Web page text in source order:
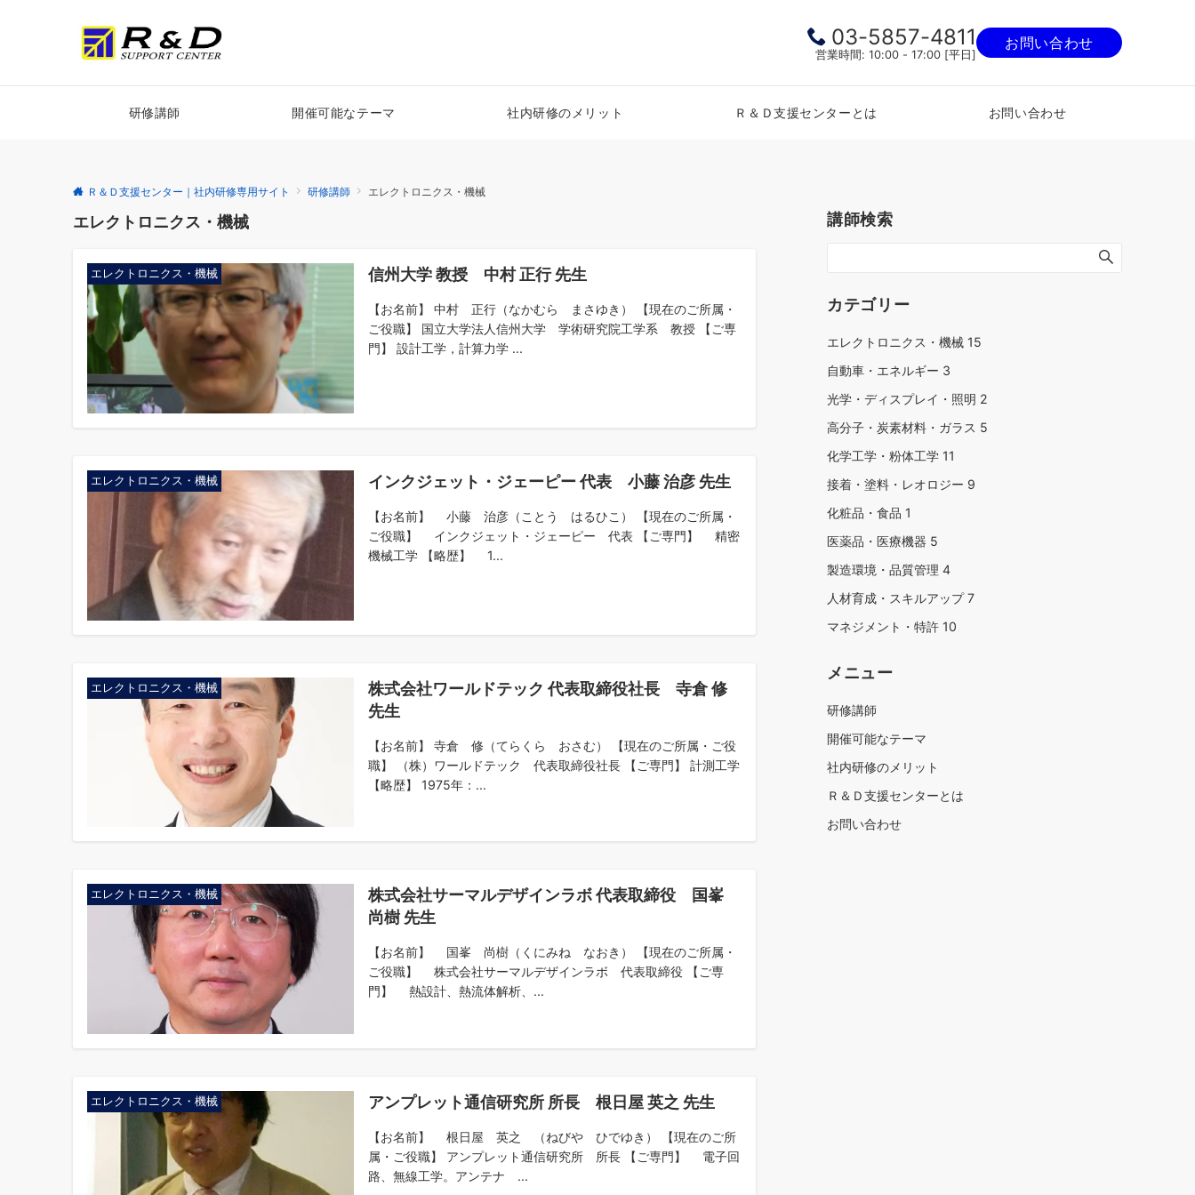
03-5857-4811
営業時間: 10:00 - 17:00 [平日]
お問い合わせ
研修講師 開催可能なテーマ 社内研修のメリット Ｒ＆Ｄ支援センターとは お問い合わせ
Ｒ＆Ｄ支援センター｜社内研修専用サイト 研修講師 エレクトロニクス・機械
エレクトロニクス・機械
エレクトロニクス・機械 信州大学 教授 中村 正行 先生
【お名前】 中村 正行（なかむら まさゆき） 【現在のご所属・
ご役職】 国立大学法人信州大学 学術研究院工学系 教授 【ご専
門】 設計工学，計算力学 ...
エレクトロニクス・機械 インクジェット・ジェーピー 代表 小藤 治彦 先生
【お名前】 小藤 治彦（ことう はるひこ） 【現在のご所属・
ご役職】 インクジェット・ジェーピー 代表 【ご専門】 精密
機械工学 【略歴】 1...
エレクトロニクス・機械
株式会社ワールドテック 代表取締役社長 寺倉 修
先生
【お名前】 寺倉 修（てらくら おさむ） 【現在のご所属・ご役
職】 （株）ワールドテック 代表取締役社長 【ご専門】 計測工学
【略歴】 1975年：...
エレクトロニクス・機械
株式会社サーマルデザインラボ 代表取締役 国峯
尚樹 先生
【お名前】 国峯 尚樹（くにみね なおき） 【現在のご所属・
ご役職】 株式会社サーマルデザインラボ 代表取締役 【ご専
門】 熱設計、熱流体解析、...
エレクトロニクス・機械 アンプレット通信研究所 所長 根日屋 英之 先生
【お名前】 根日屋 英之 （ねびや ひでゆき） 【現在のご所
属・ご役職】 アンプレット通信研究所 所長 【ご専門】 電子回
路、無線工学。アンテナ ...
講師検索
カテゴリー
エレクトロニクス・機械 15
自動車・エネルギー 3
光学・ディスプレイ・照明 2
高分子・炭素材料・ガラス 5
化学工学・粉体工学 11
接着・塗料・レオロジー 9
化粧品・食品 1
医薬品・医療機器 5
製造環境・品質管理 4
人材育成・スキルアップ7
マネジメント・特許 10
メニュー
研修講師
開催可能なテーマ
社内研修のメリット
Ｒ＆Ｄ支援センターとは
お問い合わせ